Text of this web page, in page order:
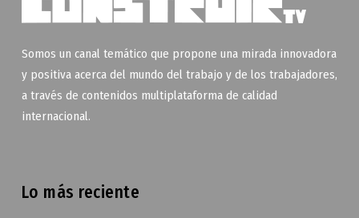
Somos un canal temático que propone una mirada innovadora
y positiva acerca del mundo del trabajo y de los trabajadores,
a través de contenidos multiplataforma de calidad
internacional.
Lo más reciente